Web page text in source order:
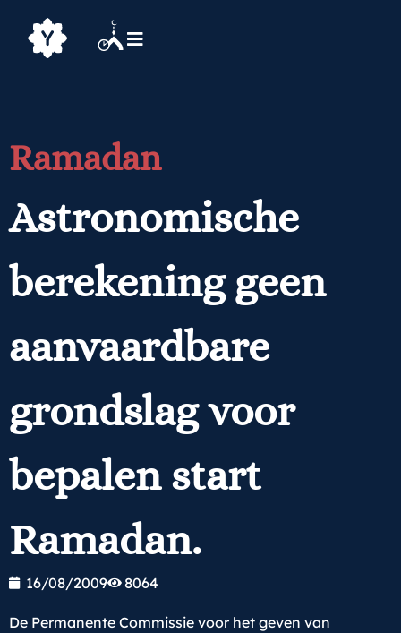
Ramadan
Astronomische
berekening geen
aanvaardbare
grondslag voor
bepalen start
Ramadan.
16/08/2009 8064
De Permanente Commissie voor het geven van